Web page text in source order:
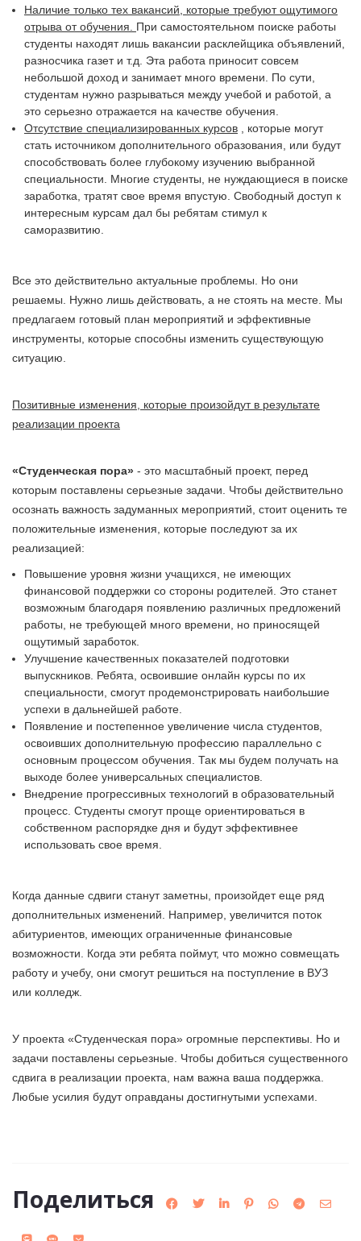
Наличие только тех вакансий, которые требуют ощутимого
отрыва от обучения. При самостоятельном поиске работы
студенты находят лишь вакансии расклейщика объявлений,
разносчика газет и т.д. Эта работа приносит совсем
небольшой доход и занимает много времени. По сути,
студентам нужно разрываться между учебой и работой, а
это серьезно отражается на качестве обучения.
Отсутствие специализированных курсов , которые могут
стать источником дополнительного образования, или будут
способствовать более глубокому изучению выбранной
специальности. Многие студенты, не нуждающиеся в поиске
заработка, тратят свое время впустую. Свободный доступ к
интересным курсам дал бы ребятам стимул к
саморазвитию.
Все это действительно актуальные проблемы. Но они
решаемы. Нужно лишь действовать, а не стоять на месте. Мы
предлагаем готовый план мероприятий и эффективные
инструменты, которые способны изменить существующую
ситуацию.
Позитивные изменения, которые произойдут в результате
реализации проекта
«Студенческая пора» - это масштабный проект, перед
которым поставлены серьезные задачи. Чтобы действительно
осознать важность задуманных мероприятий, стоит оценить те
положительные изменения, которые последуют за их
реализацией:
Повышение уровня жизни учащихся, не имеющих
финансовой поддержки со стороны родителей. Это станет
возможным благодаря появлению различных предложений
работы, не требующей много времени, но приносящей
ощутимый заработок.
Улучшение качественных показателей подготовки
выпускников. Ребята, освоившие онлайн курсы по их
специальности, смогут продемонстрировать наибольшие
успехи в дальнейшей работе.
Появление и постепенное увеличение числа студентов,
освоивших дополнительную профессию параллельно с
основным процессом обучения. Так мы будем получать на
выходе более универсальных специалистов.
Внедрение прогрессивных технологий в образовательный
процесс. Студенты смогут проще ориентироваться в
собственном распорядке дня и будут эффективнее
использовать свое время.
Когда данные сдвиги станут заметны, произойдет еще ряд
дополнительных изменений. Например, увеличится поток
абитуриентов, имеющих ограниченные финансовые
возможности. Когда эти ребята поймут, что можно совмещать
работу и учебу, они смогут решиться на поступление в ВУЗ
или колледж.
У проекта «Студенческая пора» огромные перспективы. Но и
задачи поставлены серьезные. Чтобы добиться существенного
сдвига в реализации проекта, нам важна ваша поддержка.
Любые усилия будут оправданы достигнутыми успехами.
Поделиться